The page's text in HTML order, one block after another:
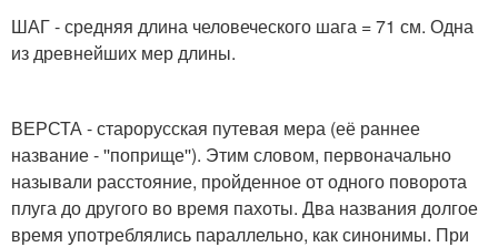
ШАГ - средняя длина человеческого шага = 71 см. Одна
из древнейших мер длины.
ВЕРСТА - старорусская путевая мера (её раннее
название - ''поприще''). Этим словом, первоначально
называли расстояние, пройденное от одного поворота
плуга до другого во время пахоты. Два названия долгое
время употреблялись параллельно, как синонимы. При